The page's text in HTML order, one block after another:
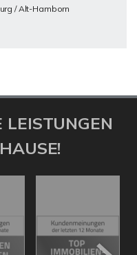
/ Alt-Hamborn
LEISTUNGEN